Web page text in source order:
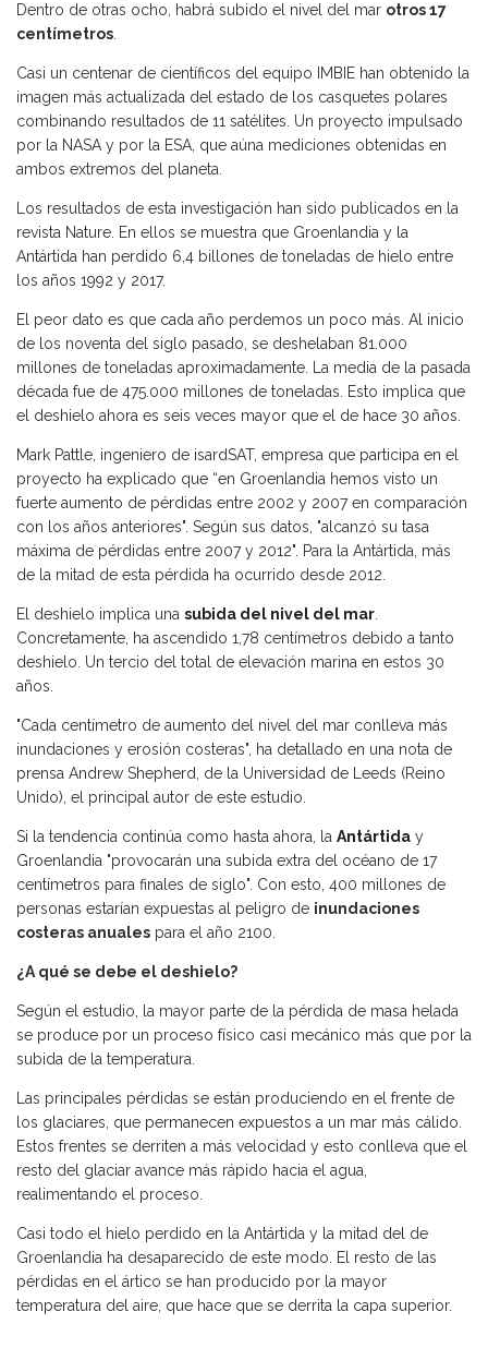
Dentro de otras ocho, habrá subido el nivel del mar otros 17
centímetros.
Casi un centenar de científicos del equipo IMBIE han obtenido la
imagen más actualizada del estado de los casquetes polares
combinando resultados de 11 satélites. Un proyecto impulsado
por la NASA y por la ESA, que aúna mediciones obtenidas en
ambos extremos del planeta.
Los resultados de esta investigación han sido publicados en la
revista Nature. En ellos se muestra que Groenlandia y la
Antártida han perdido 6,4 billones de toneladas de hielo entre
los años 1992 y 2017.
El peor dato es que cada año perdemos un poco más. Al inicio
de los noventa del siglo pasado, se deshelaban 81.000
millones de toneladas aproximadamente. La media de la pasada
década fue de 475.000 millones de toneladas. Esto implica que
el deshielo ahora es seis veces mayor que el de hace 30 años.
Mark Pattle, ingeniero de isardSAT, empresa que participa en el
proyecto ha explicado que “en Groenlandia hemos visto un
fuerte aumento de pérdidas entre 2002 y 2007 en comparación
con los años anteriores". Según sus datos, "alcanzó su tasa
máxima de pérdidas entre 2007 y 2012". Para la Antártida, más
de la mitad de esta pérdida ha ocurrido desde 2012.
El deshielo implica una subida del nivel del mar.
Concretamente, ha ascendido 1,78 centímetros debido a tanto
deshielo. Un tercio del total de elevación marina en estos 30
años.
"Cada centímetro de aumento del nivel del mar conlleva más
inundaciones y erosión costeras", ha detallado en una nota de
prensa Andrew Shepherd, de la Universidad de Leeds (Reino
Unido), el principal autor de este estudio.
Si la tendencia continúa como hasta ahora, la Antártida y
Groenlandia "provocarán una subida extra del océano de 17
centímetros para finales de siglo". Con esto, 400 millones de
personas estarían expuestas al peligro de inundaciones
costeras anuales para el año 2100.
¿A qué se debe el deshielo?
Según el estudio, la mayor parte de la pérdida de masa helada
se produce por un proceso físico casi mecánico más que por la
subida de la temperatura.
Las principales pérdidas se están produciendo en el frente de
los glaciares, que permanecen expuestos a un mar más cálido.
Estos frentes se derriten a más velocidad y esto conlleva que el
resto del glaciar avance más rápido hacia el agua,
realimentando el proceso.
Casi todo el hielo perdido en la Antártida y la mitad del de
Groenlandia ha desaparecido de este modo. El resto de las
pérdidas en el ártico se han producido por la mayor
temperatura del aire, que hace que se derrita la capa superior.